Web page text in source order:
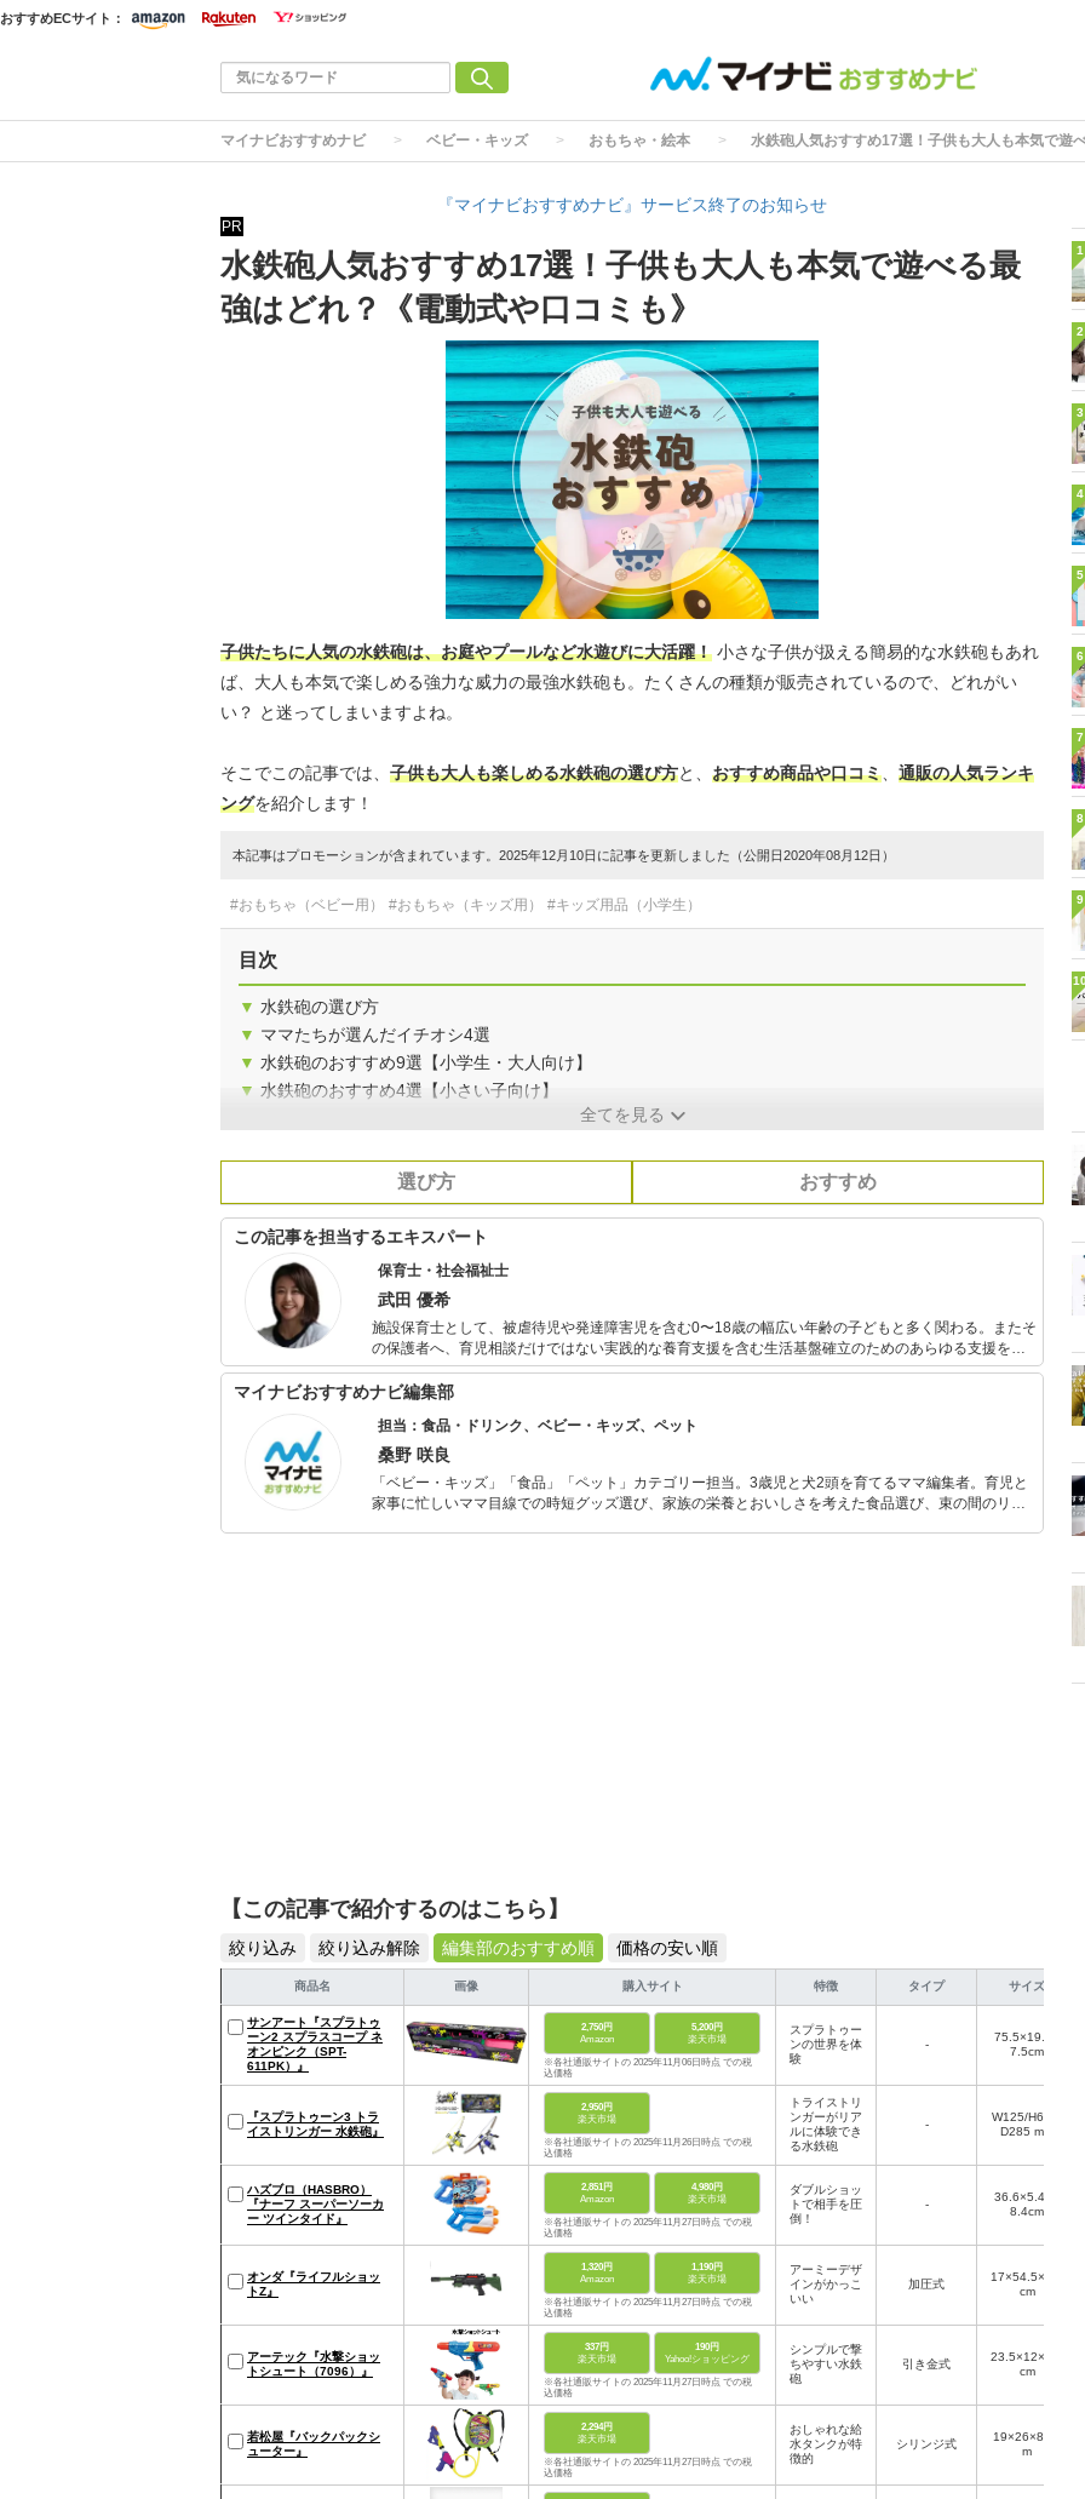
おすすめECサイト：
マイナビおすすめナビ ベビー・キッズ おもちゃ・絵本 水鉄砲人気おすすめ17選！子供も大人も本気で遊
『マイナビおすすめナビ』サービス終了のお知らせ
PR
水鉄砲人気おすすめ17選！子供も大人も本気で遊べる最
強はどれ？《電動式や口コミも》
子供たちに人気の水鉄砲は、お庭やプールなど水遊びに大活躍！ 小さな子供が扱える簡易的な水鉄砲もあれ
ば、大人も本気で楽しめる強力な威力の最強水鉄砲も。たくさんの種類が販売されているので、どれがい
い？ と迷ってしまいますよね。
そこでこの記事では、 子供も大人も楽しめる水鉄砲の選び方と、 おすすめ商品や口コミ
通販の人気ランキ
ングを紹介します！
本記事はプロモーションが含まれています。2025年12月10日に記事を更新しました（公開日2020年08月12日）
#おもちゃ（ベビー用） #おもちゃ（キッズ用） #キッズ用品（小学生）
目次
▼ 水鉄砲の選び方
▼ ママたちが選んだイチオシ4選
▼ 水鉄砲のおすすめ9選【小学生・大人向け】
▼ 水鉄砲のおすすめ4選【小さい子向け】
全てを見る
選び方 おすすめ
この記事を担当するエキスパート
保育士・社会福祉士
武田 優希
施設保育士として、被虐待児や発達障害児を含む0〜18歳の幅広い年齢の子どもと多く関わる。またそ
の保護者へ、育児相談だけではない実践的な養育支援を含む生活基盤確立のためのあらゆる支援を行
い、後に社会福祉士を取得。 全国転勤族で、帯同に伴う転職で企業主導型保育園や小規模保育園での
勤務経験もあり。 保育士人材紹介会社のコラムを執筆担当中。 また転勤族の妻向けのブログを運営
マイナビおすすめナビ編集部
担当：食品・ドリンク、ベビー・キッズ、ペット
桑野 咲良
「ベビー・キッズ」「食品」「ペット」カテゴリー担当。3歳児と犬2頭を育てるママ編集者。育児と
家事に忙しいママ目線での時短グッズ選び、家族の栄養とおいしさを考えた食品選び、束の間のリラ
【この記事で紹介するのはこちら】
絞り込み 絞り込み解除 編集部のおすすめ順 価格の安い順
商品名 画像 購入サイト 特徴 タイプ サイズ
サンアート『スプラトゥ
ーン2 スプラスコープ ネ
オンピンク（SPT-
611PK）』
2,750円
Amazon
5,200円
楽天市場
※各社通販サイトの 2025年11月06日時点 での税
込価格
スプラトゥー
ンの世界を体
験
-
75.5×19.5×
7.5cm
『スプラトゥーン3 トラ
イストリンガー 水鉄砲』
2,950円
楽天市場
※各社通販サイトの 2025年11月26日時点 での税
込価格
トライストリ
ンガーがリア
ルに体験でき
る水鉄砲
‐
W125/H650/
D285 mm
ハズブロ（HASBRO）
『ナーフ スーパーソーカ
ー ツインタイド』
2,851円
Amazon
4,980円
楽天市場
※各社通販サイトの 2025年11月27日時点 での税
込価格
ダブルショッ
トで相手を圧
倒！
-
36.6×5.4×1
8.4cm
オンダ『ライフルショッ
トZ』
1,320円
Amazon
1,190円
楽天市場
※各社通販サイトの 2025年11月27日時点 での税
込価格
アーミーデザ
インがかっこ
いい
加圧式
17×54.5×5.8
cm
アーテック『水撃ショッ
トシュート（7096）』
337円
楽天市場
190円
Yahoo!ショッピング
※各社通販サイトの 2025年11月27日時点 での税
込価格
シンプルで撃
ちやすい水鉄
砲
引き金式
23.5×12×4.3
cm
若松屋『バックパックシ
ューター』
2,294円
楽天市場
※各社通販サイトの 2025年11月27日時点 での税
込価格
おしゃれな給
水タンクが特
徴的
シリンジ式
19×26×8.5c
m
1
2
3
4
5
6
7
8
9